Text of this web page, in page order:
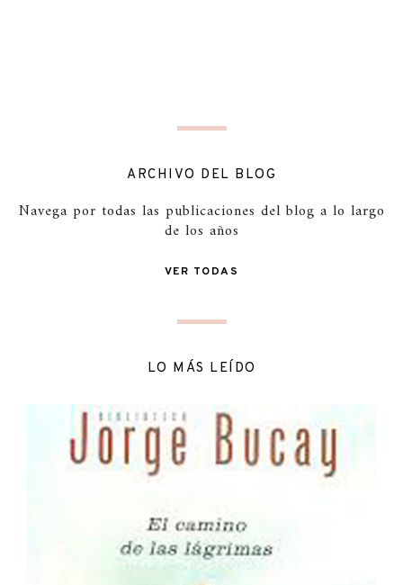
ARCHIVO DEL BLOG
Navega por todas las publicaciones del blog a lo largo
de los años
VER TODAS
LO MÁS LEÍDO